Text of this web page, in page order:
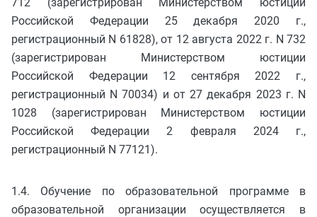
Российской Федерации 25 декабря 2020 г.,
регистрационный N 61828), от 12 августа 2022 г. N 732
(зарегистрирован Министерством юстиции
Российской Федерации 12 сентября 2022 г.,
регистрационный N 70034) и от 27 декабря 2023 г. N
1028 (зарегистрирован Министерством юстиции
Российской Федерации 2 февраля 2024 г.,
регистрационный N 77121).
1.4. Обучение по образовательной программе в
образовательной организации осуществляется в